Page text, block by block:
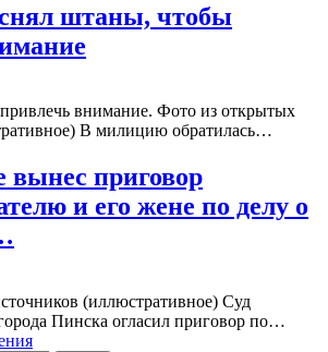
штаны, чтобы
внимание. Фото из открытых
В милицию обратилась…
вынес приговор
и его жене по делу о
(иллюстративное) Суд
Пинска огласил приговор по…